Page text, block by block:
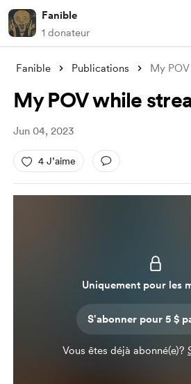
Fanible
1 donateur
Fanible Publications My
My POV while
Jun 04, 2023
4 J’aime
Uniquement pour les
S'abonner pour 5 $
Vous êtes déjà abonné(e)?